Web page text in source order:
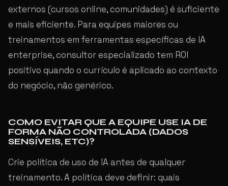
externos (cursos online, comunidades) é suficiente
e mais eficiente. Para equipes maiores ou
treinamentos em ferramentas específicas de IA
enterprise, consultor especializado tem ROI
positivo quando o currículo é aplicado ao contexto
do negócio, não genérico.
COMO EVITAR QUE A EQUIPE USE IA DE
FORMA NÃO CONTROLADA (DADOS
SENSÍVEIS, ETC)?
Crie política de uso de IA antes de qualquer
treinamento. A política deve definir: quais